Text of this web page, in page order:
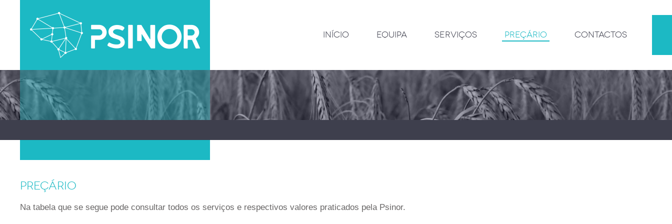
INÍCIO EQUIPA SERVIÇOS PREÇÁRIO CONTACTOS
PREÇÁRIO
Na tabela que se segue pode consultar todos os serviços e respectivos valores praticados pela Psinor.